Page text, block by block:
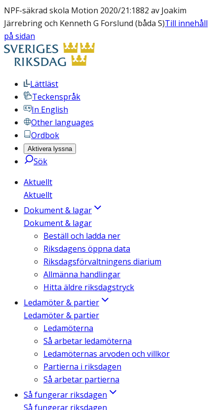
NPF-säkrad skola Motion 2020/21:1882 av Joakim
Järrebring och Kenneth G Forslund (båda S)Till innehåll
på sidan
Lättläst
Teckenspråk
In English
Other languages
Ordbok
Aktivera lyssna
Sök
Aktuellt
Aktuellt
Dokument & lagar
Dokument & lagar
Beställ och ladda ner
Riksdagens öppna data
Riksdagsförvaltningens diarium
Allmänna handlingar
Hitta äldre riksdagstryck
Ledamöter & partier
Ledamöter & partier
Ledamöterna
Så arbetar ledamöterna
Ledamöternas arvoden och villkor
Partierna i riksdagen
Så arbetar partierna
Så fungerar riksdagen
Så fungerar riksdagen